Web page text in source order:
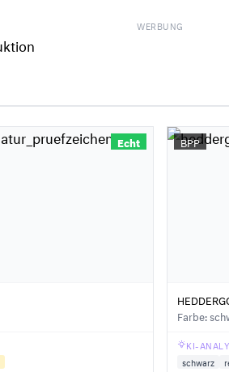
WERBUNG
Echt BPP
Farbe:
KI-
schwarz